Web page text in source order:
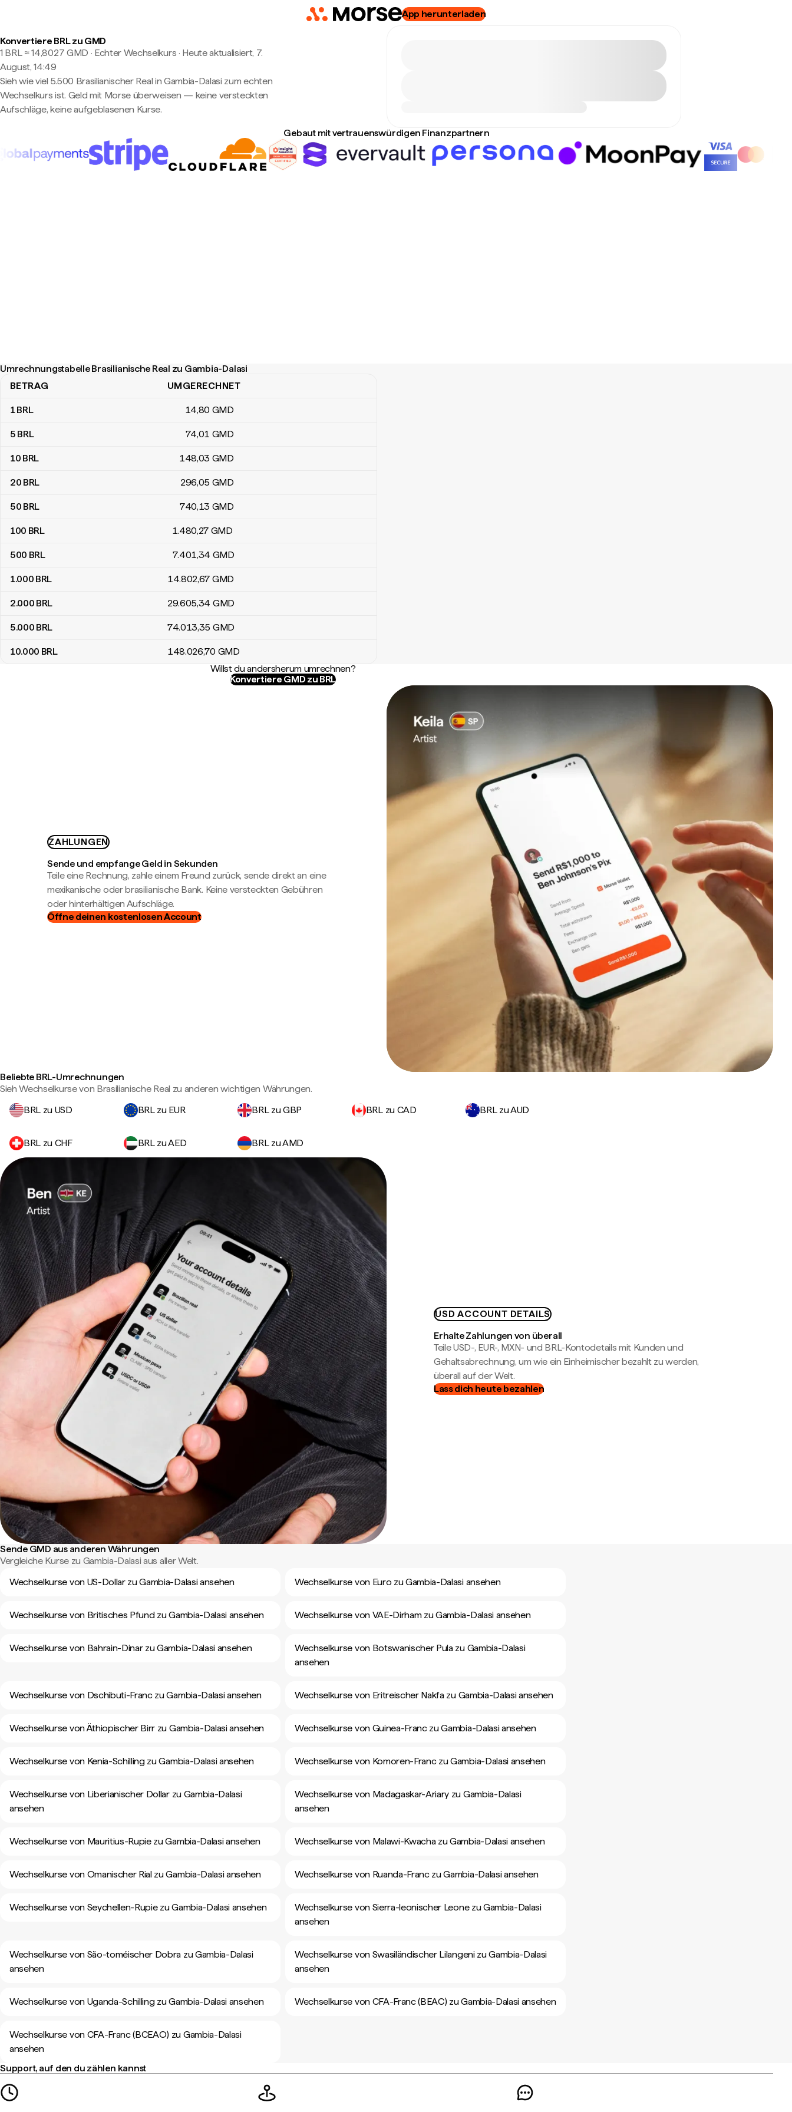
App herunterladen
Konvertiere BRL zu GMD
1 BRL ≈ 14,8027 GMD · Echter Wechselkurs · Heute aktualisiert, 7.
August, 14:49
Sieh wie viel 5.500 Brasilianischer Real in Gambia-Dalasi zum echten
Wechselkurs ist. Geld mit Morse überweisen — keine versteckten
Aufschläge, keine aufgeblasenen Kurse.
Gebaut mit vertrauenswürdigen Finanzpartnern
Umrechnungstabelle Brasilianische Real zu Gambia-Dalasi
Umrechnungstabelle Brasilianische Real zu Gambia-Dalasi
BETRAG UMGERECHNET
1BRL 14,80 GMD
5 BRL 74,01 GMD
10 BRL 148,03 GMD
20 BRL 296,05 GMD
50 BRL 740,13 GMD
100 BRL 1.480,27 GMD
500 BRL 7.401,34 GMD
1.000 BRL 14.802,67 GMD
2.000 BRL 29.605,34 GMD
5.000 BRL 74.013,35 GMD
10.000 BRL 148.026,70 GMD
Willst du andersherum umrechnen?
Konvertiere GMD zu BRL
ZAHLUNGEN
Sende und empfange Geld in Sekunden
Teile eine Rechnung, zahle einem Freund zurück, sende direkt an eine
mexikanische oder brasilianische Bank. Keine versteckten Gebühren
oder hinterhältigen Aufschläge.
Öffne deinen kostenlosen Account
Beliebte BRL-Umrechnungen
Sieh Wechselkurse von Brasilianische Real zu anderen wichtigen Währungen.
BRL zu USD
BRL zu EUR BRL zu GBP BRL zu CAD BRL zu AUD
BRL zu CHF BRL zu AED BRL zu AMD
USD ACCOUNT DETAILS
Erhalte Zahlungen von überall
Teile USD-, EUR-, MXN- und BRL-Kontodetails mit Kunden und
Gehaltsabrechnung, um wie ein Einheimischer bezahlt zu werden,
überall auf der Welt.
Lass dich heute bezahlen
Sende GMD aus anderen Währungen
Vergleiche Kurse zu Gambia-Dalasi aus aller Welt.
Wechselkurse von US-Dollar zu Gambia-Dalasi ansehen
Wechselkurse von Euro zu Gambia-Dalasi ansehen
Wechselkurse von Britisches Pfund zu Gambia-Dalasi ansehen Wechselkurse von VAE-Dirham zu Gambia-Dalasi ansehen
Wechselkurse von Bahrain-Dinar zu Gambia-Dalasi ansehen
Wechselkurse von Botswanischer Pula zu Gambia-Dalasi
ansehen
Wechselkurse von Dschibuti-Franc zu Gambia-Dalasi ansehen Wechselkurse von Eritreischer Nakfa zu Gambia-Dalasi ansehen
Wechselkurse von Äthiopischer Birr zu Gambia-Dalasi ansehen Wechselkurse von Guinea-Franc zu Gambia-Dalasi ansehen
Wechselkurse von Kenia-Schilling zu Gambia-Dalasi ansehen Wechselkurse von Komoren-Franc zu Gambia-Dalasi ansehen
Wechselkurse von Liberianischer Dollar zu Gambia-Dalasi
ansehen
Wechselkurse von Madagaskar-Ariary zu Gambia-Dalasi
ansehen
Wechselkurse von Mauritius-Rupie zu Gambia-Dalasi ansehen Wechselkurse von Malawi-Kwacha zu Gambia-Dalasi ansehen
Wechselkurse von Omanischer Rial zu Gambia-Dalasi ansehen Wechselkurse von Ruanda-Franc zu Gambia-Dalasi ansehen
Wechselkurse von Seychellen-Rupie zu Gambia-Dalasi ansehen
Wechselkurse von Sierra-leonischer Leone zu Gambia-Dalasi
ansehen
Wechselkurse von São-toméischer Dobra zu Gambia-Dalasi
ansehen
Wechselkurse von Swasiländischer Lilangeni zu Gambia-Dalasi
ansehen
Wechselkurse von Uganda-Schilling zu Gambia-Dalasi ansehen Wechselkurse von CFA-Franc (BEAC) zu Gambia-Dalasi ansehen
Wechselkurse von CFA-Franc (BCEAO) zu Gambia-Dalasi
ansehen
Support, auf den du zählen kannst